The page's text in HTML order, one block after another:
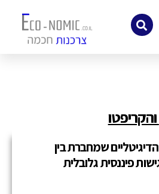
שמחברת בין
פיננסית גלובלית